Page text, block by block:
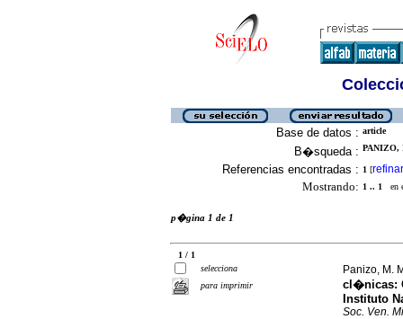
Base de datos : article
B�squeda : PANIZO,
Referencias encontradas : 1 [refinar
Mostrando: 1 .. 1 en
p�gina 1 de 1
1 / 1
selecciona
para imprimir
Panizo, M.
cl�nicas:
Instituto
Soc. Ven.